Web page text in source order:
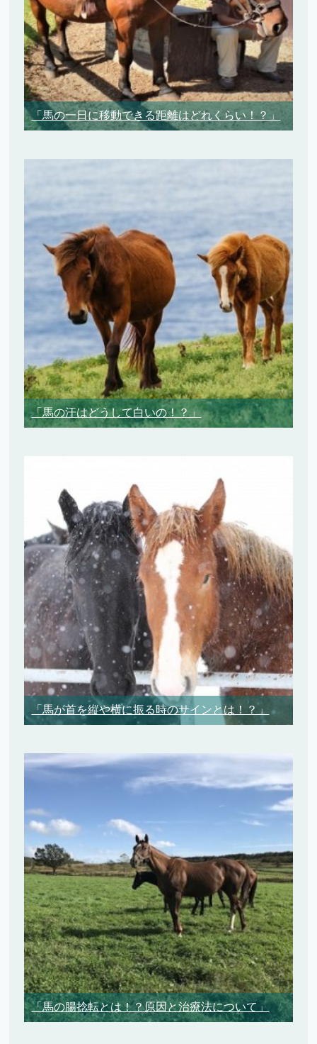
「馬の一日に移動できる距離はどれくらい！？」
「馬の汗はどうして白いの！？」
「馬が首を縦や横に振る時のサインとは！？」
「馬の腸捻転とは！？原因と治療法について」